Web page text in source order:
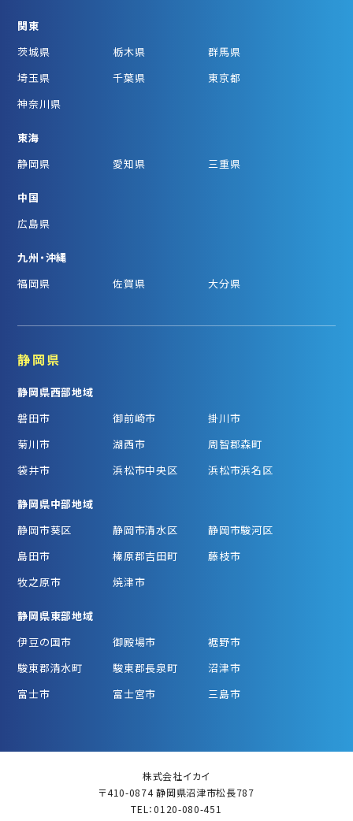
関東
茨城県
栃木県
群馬県
埼玉県
千葉県
東京都
神奈川県
東海
静岡県
愛知県 三重県
中国
広島県
九州・沖縄
福岡県
佐賀県 大分県
静岡県
静岡県西部地域
磐田市
御前崎市
掛川市
菊川市
湖西市
周智郡森町
袋井市
浜松市中央区 浜松市浜名区
静岡県中部地域
静岡市葵区
静岡市清水区
静岡市駿河区
島田市
榛原郡吉田町
藤枝市
牧之原市
焼津市
静岡県東部地域
伊豆の国市
御殿場市
裾野市
駿東郡清水町
駿東郡長泉町
沼津市
富士市
富士宮市 三島市
株式会社イカイ
〒410-0874 静岡県沼津市松長787
TEL：0120-080-451